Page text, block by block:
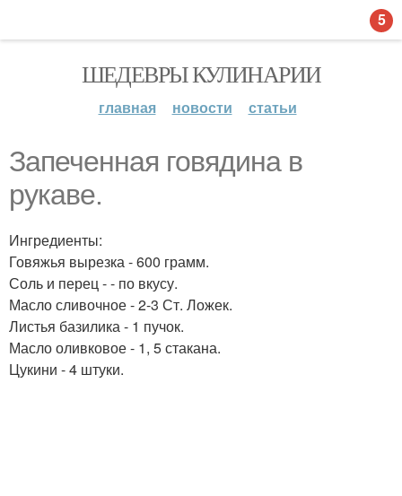
ШЕДЕВРЫ КУЛИНАРИИ
главная новости статьи
Запеченная говядина в
рукаве.
Ингредиенты:
Говяжья вырезка - 600 грамм.
Соль и перец - - по вкусу.
Масло сливочное - 2-3 Ст. Ложек.
Листья базилика - 1 пучок.
Масло оливковое - 1, 5 стакана.
Цукини - 4 штуки.
5